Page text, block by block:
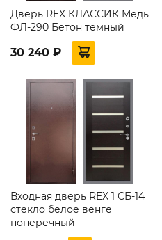
Дверь REX КЛАССИК Медь
ФЛ-290 Бетон темный
30 240 ₽
Входная дверь REX 1 СБ-14
стекло белое венге
поперечный